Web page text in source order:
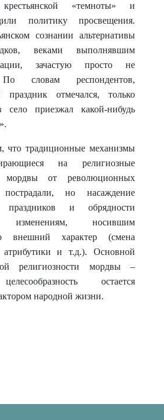
крестьянской «темноты» и
политику просвещения.
сознании альтернативы
веками выполнявшим
зачастую просто не
По словам респондентов,
праздник отмечался, только
приезжал какой-нибудь
что традиционные механизмы
на религиозные
от революционных
пострадали, но насаждение
праздников и обрядности
носившим
внешний характер (смена
атрибутикии т.д.). Основной
религиозности мордвы –
разность остается
народной жизни.